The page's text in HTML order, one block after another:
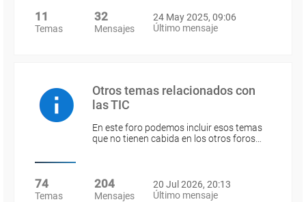
11
Temas
32
Mensajes
24 May 2025, 09:06
Último mensaje
Otros temas relacionados con
las TIC
En este foro podemos incluir esos temas
que no tienen cabida en los otros foros…
74
Temas
204
Mensajes
20 Jul 2026, 20:13
Último mensaje